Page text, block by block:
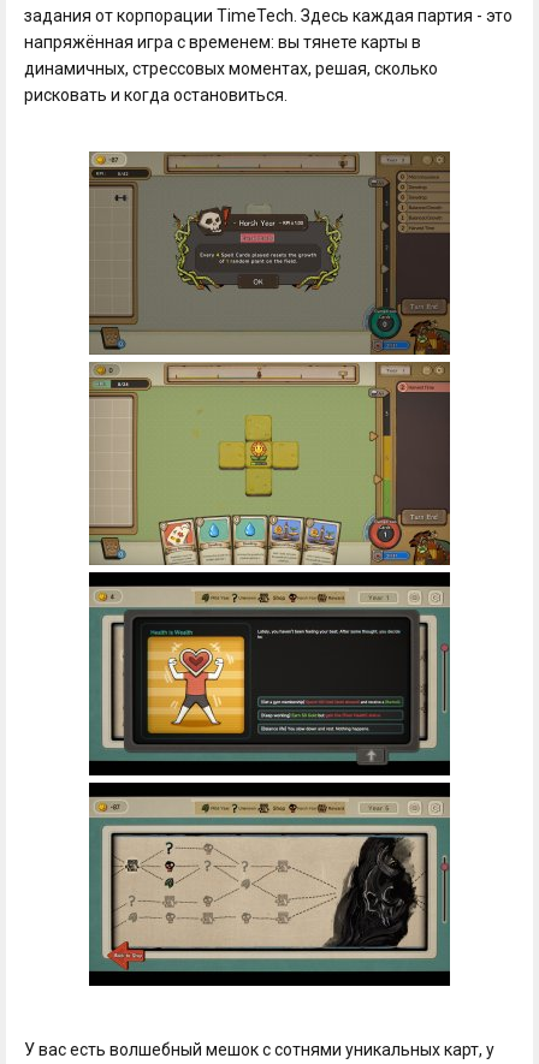
задания от корпорации TimeTech. Здесь каждая партия - это
напряжённая игра с временем: вы тянете карты в
динамичных, стрессовых моментах, решая, сколько
рисковать и когда остановиться.
У вас есть волшебный мешок с сотнями уникальных карт, у